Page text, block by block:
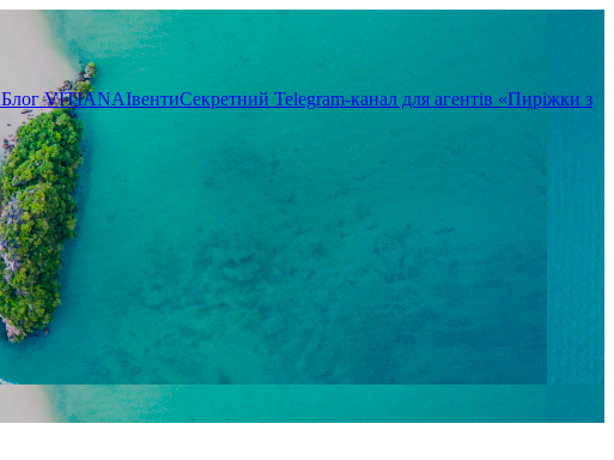
Блог VITIANAІвентиСекретний Telegram-канал для агентів «Пиріжки з